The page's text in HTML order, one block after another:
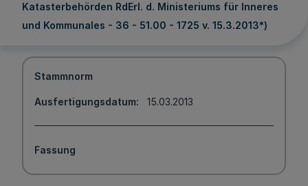
Katasterbehörden RdErl. d. Ministeriums für Inneres
und Kommunales - 36 - 51.00 - 1725 v. 15.3.2013*)
Stammnorm
Ausfertigungsdatum 15.03.2013
Fassung